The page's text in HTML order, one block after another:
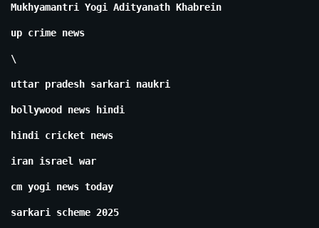
Mukhyamantri Yogi Adityanath Khabrein
up crime news
\
uttar pradesh sarkari naukri
bollywood news hindi
hindi cricket news
iran israel war
cm yogi news today
sarkari scheme 2025